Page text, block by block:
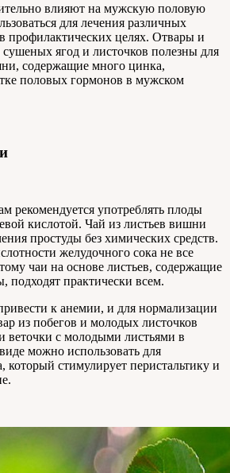
влияют на мужскую половую
для лечения различных
профилактических целях. Отвары и
ягод и листочков полезны для
содержащие много цинка,
половых гормонов в мужском
рекомендуется употреблять плоды
кислотой. Чай из листьев вишни
простуды без химических средств.
желудочного сока не все
чаи на основе листьев, содержащие
практически всем.
к анемии, и для нормализации
из побегов и молодых листочков
с молодыми листьями в
можно использовать для
который стимулирует перистальтику и